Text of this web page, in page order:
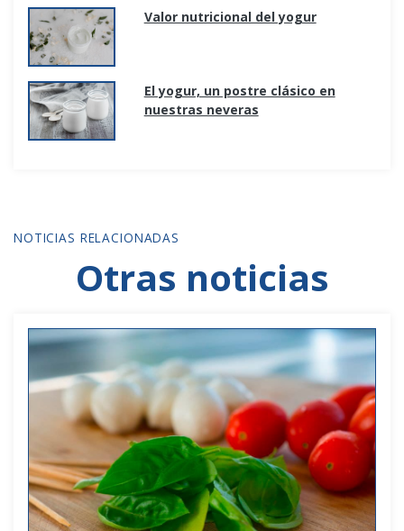
Valor nutricional del yogur
El yogur, un postre clásico en
nuestras neveras
NOTICIAS RELACIONADAS
Otras noticias